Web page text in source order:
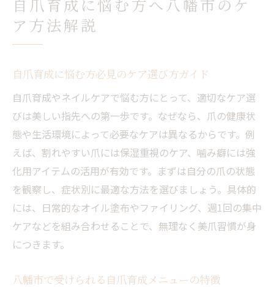
八幡市で話題の自爪育成の特徴と効果とは
自信が持てる指先に導く自爪育成の秘訣
方
自爪育成を続けるコツと効果的なケア方法
指先に自信を持つための自爪育成習慣づく
り
自爪育成で変わる毎日の指先の印象アップ
自爪育成の魅力を実感するためのポイント
明日から始める自爪育成で指先美を手に入
れる
自爪育成に悩む方へ八幡市のケ
ア方法解説
自爪育成に悩む方必見のケア選び方ガイド
自爪育成やネイルケアで悩む方にとって、適切なケア選
びは美しい指先への第一歩です。なぜなら、爪の健康状
態や生活環境によって必要なケアは異なるからです。例
えば、割れやすい爪には保湿重視のケア、噛み癖には強
化用アイテムの活用が有効です。まずは自分の爪の状態
を観察し、症状別に最適な方法を選びましょう。具体的
には、日常的なオイル塗布やファイリング、週1回の集中
ケアなどを組み合わせることで、無理なく美爪習慣が身
につきます。
八幡市で受けられる自爪育成メニューの特徴